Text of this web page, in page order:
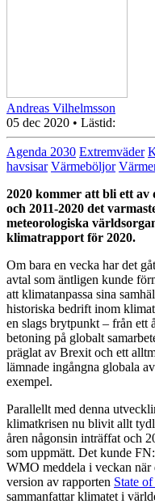
Andreas Vilhelmsson
05 dec 2020 • Lästid:
Agenda 2030 Extremväder
havsisar Värmeböljor
2020 kommer att bli ett av
och 2011-2020 det
meteorologiska
klimatrapport för 2020.
Om bara en vecka har det
avtal som äntligen kunde
att klimatanpassa sina
historiska bedrift inom
en slags brytpunkt – från ett
betoning på globalt
präglat av Brexit och ett
lämnade ingångna globala
exempel.
Parallellt med denna
klimatkrisen nu blivit allt
åren någonsin inträffat och
som uppmätt. Det kunde
WMO meddela i veckan
version av rapporten State
sammanfattar klimatet i